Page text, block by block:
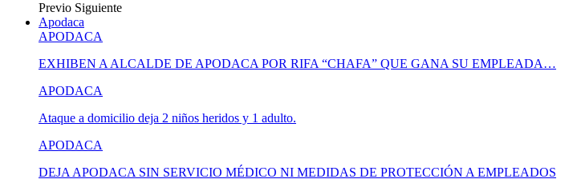
Previo Siguiente
Apodaca
APODACA
EXHIBEN A ALCALDE DE APODACA POR RIFA “CHAFA” QUE GANA SU EMPLEADA…
APODACA
Ataque a domicilio deja 2 niños heridos y 1 adulto.
APODACA
DEJA APODACA SIN SERVICIO MÉDICO NI MEDIDAS DE PROTECCIÓN A EMPLEADOS